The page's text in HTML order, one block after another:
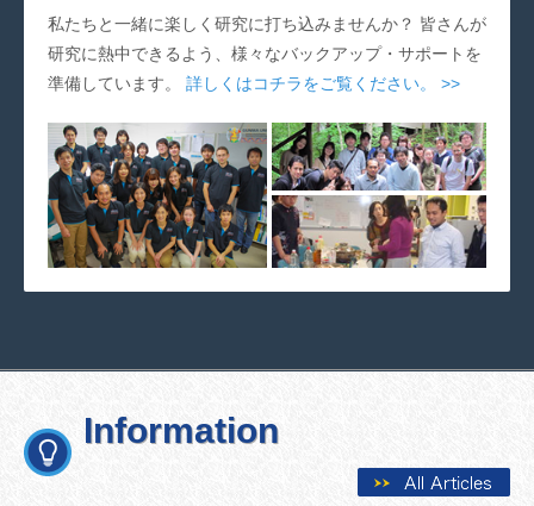
私たちと一緒に楽しく研究に打ち込みませんか？ 皆さんが
研究に熱中できるよう、様々なバックアップ・サポートを
準備しています。 詳しくはコチラをご覧ください。 >>
Information